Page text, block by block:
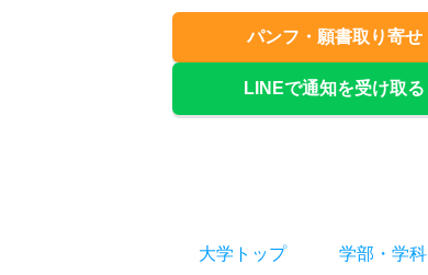
パンフ・願書取り寄せ
LINEで通知を受け取る
大学トップ 学部 ・ 学科